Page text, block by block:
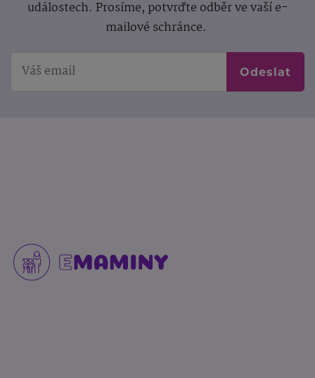
událostech. Prosíme, potvrďte odběr ve vaší e-
mailové schránce.
Odeslat